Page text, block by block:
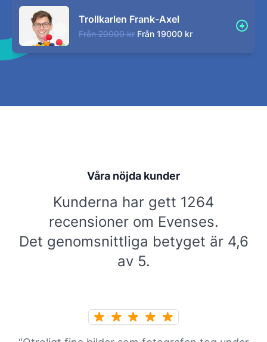
Trollkarlen Frank-Axel
Från 20000 kr Från 19000 kr
Våra nöjda kunder
Kunderna har gett 1264
recensioner om Evenses.
Det genomsnittliga betyget är 4,6
av 5.